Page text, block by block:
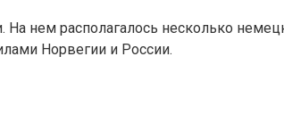
нем располагалось несколько
Норвегии и России.